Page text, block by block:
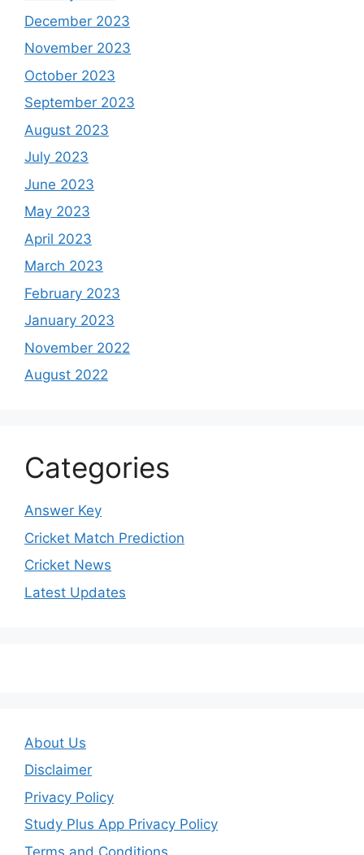
December 2023
November 2023
October 2023
September 2023
August 2023
July 2023
June 2023
May 2023
April 2023
March 2023
February 2023
January 2023
November 2022
August 2022
Categories
Answer Key
Cricket Match Prediction
Cricket News
Latest Updates
About Us
Disclaimer
Privacy Policy
Study Plus App Privacy Policy
Terms and Conditions